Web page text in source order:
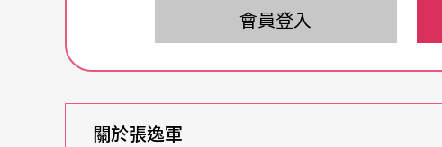
奇，他作為一個表演者、一個舞者
，在這些年地理
化景觀，表演型態和身形風格之後，怎麼想「身體」
示：「身體對我來說，其實是生命的傳承，它是一
續。」
會員登入
關於張逸軍